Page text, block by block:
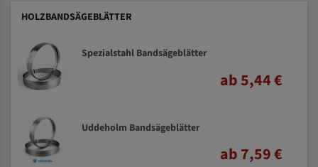
HOLZBANDSÄGEBLÄTTER
Spezialstahl Bandsägeblätter
ab 5,44 €
Uddeholm Bandsägeblätter
ab 7,59 €